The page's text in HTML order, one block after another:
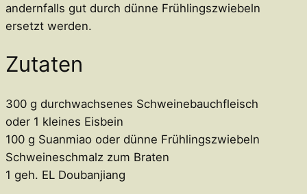
andernfalls gut durch dünne Frühlingszwiebeln
ersetzt werden.
Zutaten
300 g durchwachsenes Schweinebauchfleisch
oder 1 kleines Eisbein
100 g Suanmiao oder dünne Frühlingszwiebeln
Schweineschmalz zum Braten
1 geh. EL Doubanjiang